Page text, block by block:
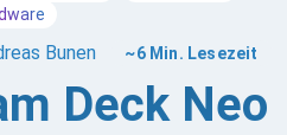
Bunen ~6 Min. Lesezeit
Deck Neo